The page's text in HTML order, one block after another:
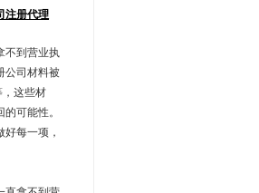
注册代理
不到营业执
公司材料被
，这些材
可能性。
每一项，